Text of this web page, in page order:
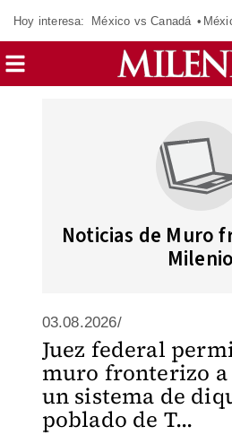
Hoy interesa: México vs Canadá
Noticias de Muro
Milenio
03.08.2026/
Juez federal
muro fronterizo a
un sistema de
poblado de T...